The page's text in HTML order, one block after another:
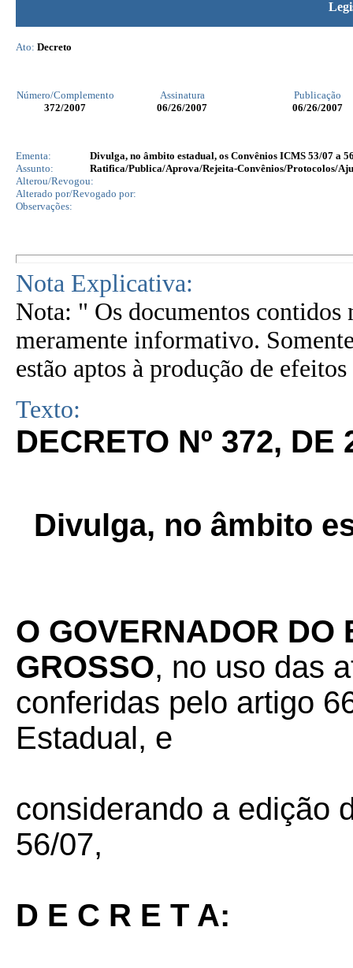
Ato: Decreto
Número/Complemento Assinatura
Publicação
372/2007 06/26/2007 06/26/2007
Ementa:
Divulga, no âmbito estadual, os Convênios ICMS 53/07 a
Assunto:
Ratifica/Publica/Aprova/Rejeita-Convênios/Protocolos/
Alterou/Revogou:
Alterado por/Revogado por:
Observações:
Nota Explicativa:
Nota: " Os documentos contidos
meramente informativo.
estão aptos à produção de
Texto:
DECRETO Nº 372,
Divulga, no âmbito
O GOVERNADOR DO
GROSSO, no uso das
conferidas pelo artigo
Estadual, e
considerando a edição
56/07,
D E C R E T A: